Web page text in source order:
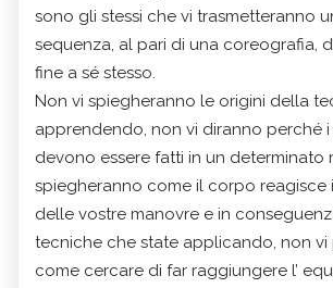
sono gli stessi che vi trasmetteranno
sequenza, al pari di una coreografia,
fine a sé stesso.
Non vi spiegheranno le origini della
apprendendo, non vi diranno perché i
devono essere fatti in un determinato
spiegheranno come il corpo reagisce
delle vostre manovre e in
tecniche che state applicando, non vi
come cercare di far raggiungere l’